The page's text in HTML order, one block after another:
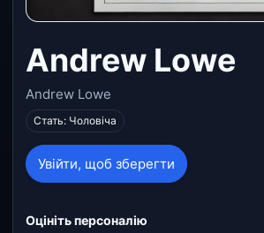
Andrew Lowe
Andrew Lowe
Стать: Чоловіча
Увійти, щоб зберегти
Оцініть персоналію